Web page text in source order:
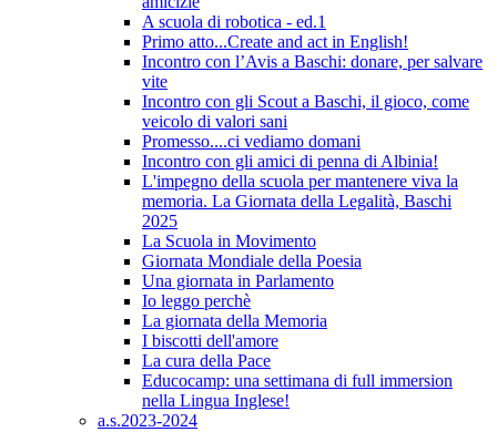
A scuola di robotica - ed.1
Primo atto...Create and act in English!
Incontro con l’Avis a Baschi: donare, per salvare
vite
Incontro con gli Scout a Baschi, il gioco, come
veicolo di valori sani
Promesso....ci vediamo domani
Incontro con gli amici di penna di Albinia!
L'impegno della scuola per mantenere viva la
memoria. La Giornata della Legalità, Baschi
2025
La Scuola in Movimento
Giornata Mondiale della Poesia
Una giornata in Parlamento
Io leggo perchè
La giornata della Memoria
I biscotti dell'amore
La cura della Pace
Educocamp: una settimana di full immersion
nella Lingua Inglese!
a.s.2023-2024